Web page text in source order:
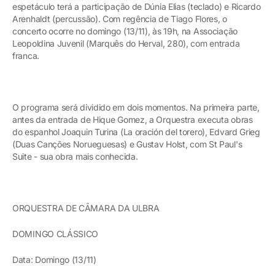
espetáculo terá a participação de Dúnia Elias (teclado) e Ricardo
Arenhaldt (percussão). Com regência de Tiago Flores, o
concerto ocorre no domingo (13/11), às 19h, na Associação
Leopoldina Juvenil (Marquês do Herval, 280), com entrada
franca.
O programa será dividido em dois momentos. Na primeira parte,
antes da entrada de Hique Gomez, a Orquestra executa obras
do espanhol Joaquin Turina (La oración del torero), Edvard Grieg
(Duas Canções Norueguesas) e Gustav Holst, com St Paul's
Suite - sua obra mais conhecida.
ORQUESTRA DE CÂMARA DA ULBRA
DOMINGO CLÁSSICO
Data: Domingo (13/11)